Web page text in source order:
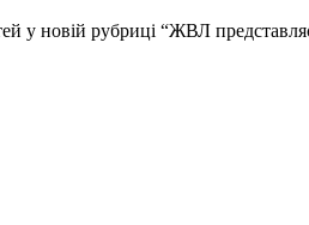
у новій рубриці “ЖВЛ